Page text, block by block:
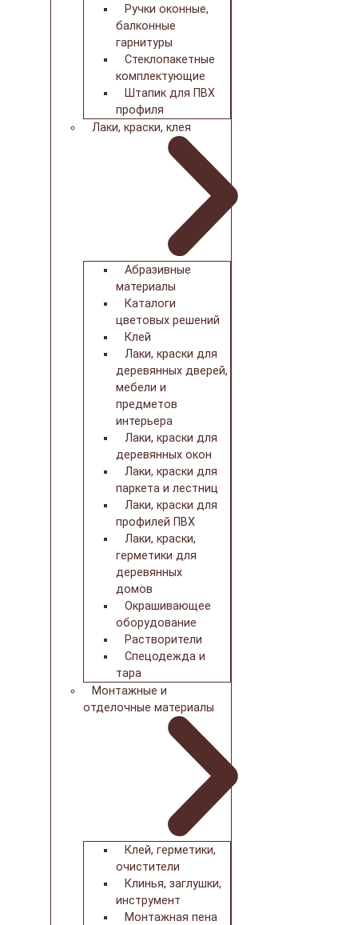
Ручки оконные,
балконные
гарнитуры
Стеклопакетные
комплектующие
Штапик для ПВХ
профиля
Лаки, краски, клея
Абразивные
материалы
Каталоги
цветовых решений
Клей
Лаки, краски для
деревянных дверей,
мебели и
предметов
интерьера
Лаки, краски для
деревянных окон
Лаки, краски для
паркета и лестниц
Лаки, краски для
профилей ПВХ
Лаки, краски,
герметики для
деревянных
домов
Окрашивающее
оборудование
Растворители
Спецодежда и
тара
Монтажные и
отделочные материалы
Клей, герметики,
очистители
Клинья, заглушки,
инструмент
Монтажная пена